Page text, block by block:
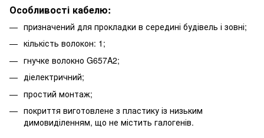
Особливості кабелю:
призначений для прокладки в середині будівель і зовні;
кількість волокон: 1;
гнучке волокно G657A2;
діелектричний;
простий монтаж;
покриття виготовлене з пластику із низьким
димовиділенням, що не містить галогенів.